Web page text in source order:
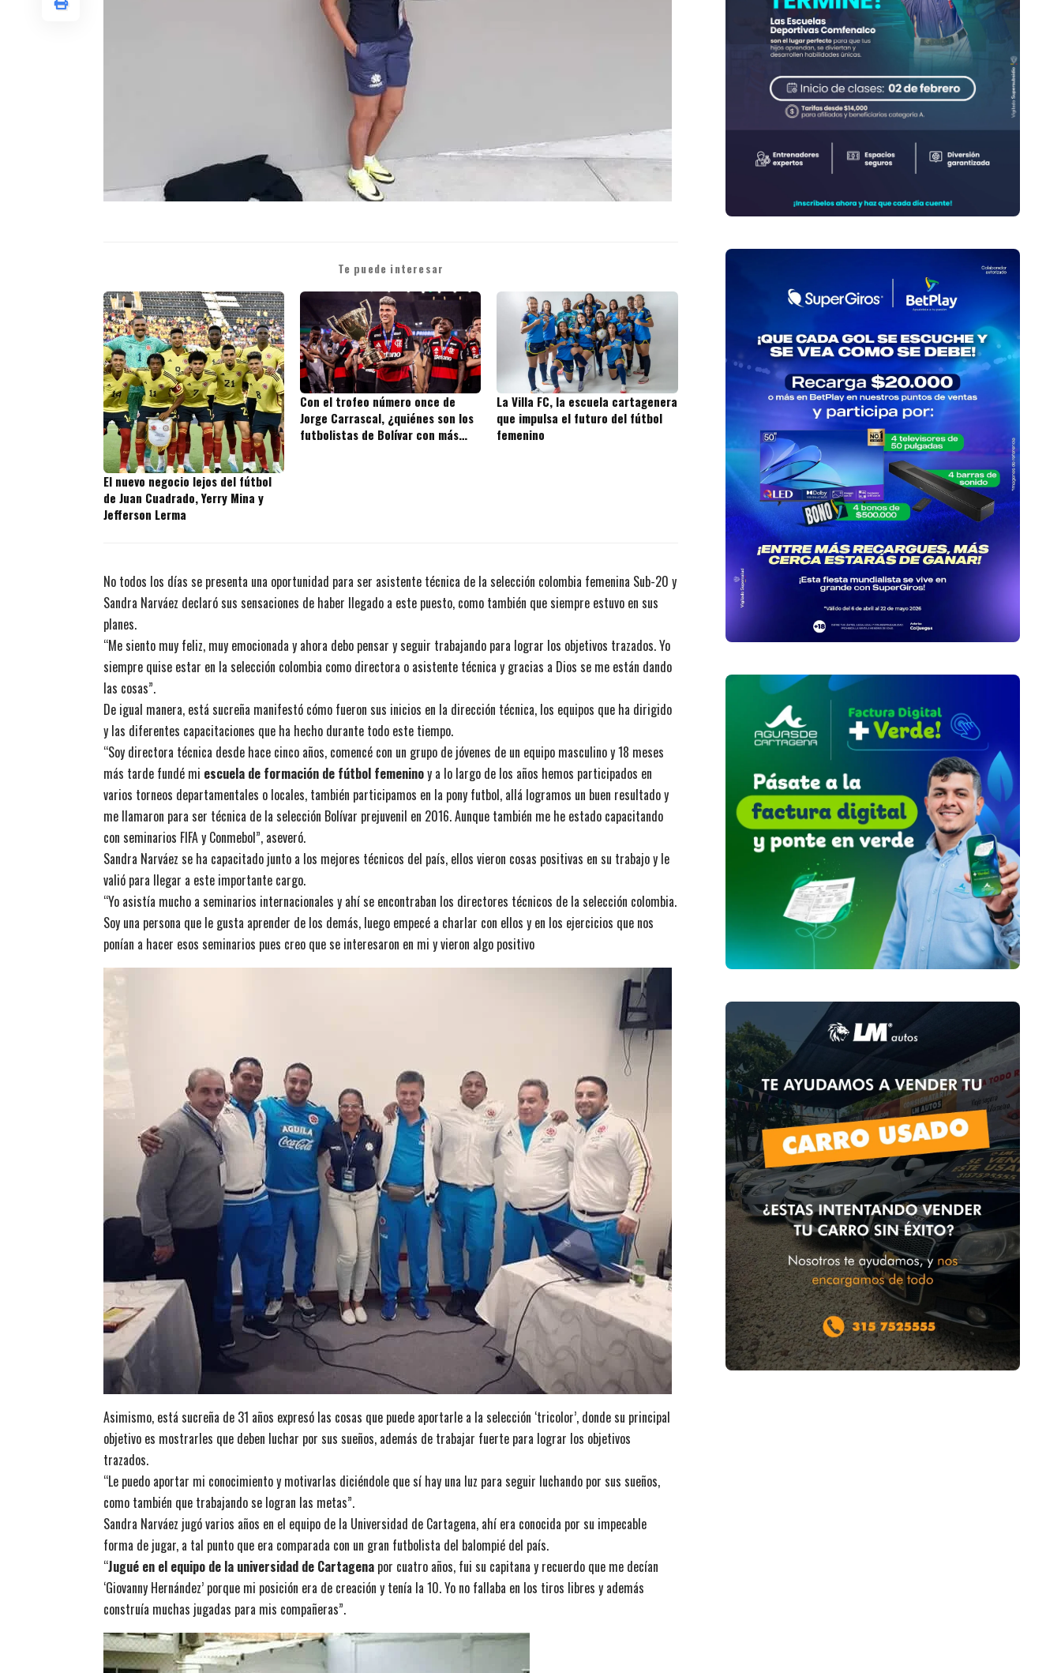
Te puede interesar
El nuevo negocio lejos del fútbol
de Juan Cuadrado, Yerry Mina y
Jefferson Lerma
Con el trofeo número once de
Jorge Carrascal, ¿quiénes son los
futbolistas de Bolívar con más
La Villa FC, la escuela cartagenera
que impulsa el futuro del fútbol
femenino
No todos los días se presenta una oportunidad para ser asistente técnica de la selección colombia femenina Sub-20 y
Sandra Narváez declaró sus sensaciones de haber llegado a este puesto, como también que siempre estuvo en sus
planes.
“Me siento muy feliz, muy emocionada y ahora debo pensar y seguir trabajando para lograr los objetivos trazados. Yo
siempre quise estar en la selección colombia como directora o asistente técnica y gracias a Dios se me están dando
las cosas”.
De igual manera, está sucreña manifestó cómo fueron sus inicios en la dirección técnica, los equipos que ha dirigido
y las diferentes capacitaciones que ha hecho durante todo este tiempo.
“Soy directora técnica desde hace cinco años, comencé con un grupo de jóvenes de un equipo masculino y 18 meses
más tarde fundé mi escuela de formación de fútbol femeninoy a lo largo de los años hemos participados en
varios torneos departamentales o locales, también participamos en la pony futbol, allá logramos un buen resultado y
me llamaron para ser técnica de la selección Bolívar prejuvenil en 2016. Aunque también me he estado capacitando
con seminarios FIFA y Conmebol”, aseveró.
Sandra Narváez se ha capacitado junto a los mejores técnicos del país, ellos vieron cosas positivas en su trabajo y le
valió para llegar a este importante cargo.
“Yo asistía mucho a seminarios internacionales y ahí se encontraban los directores técnicos de la selección colombia.
Soy una persona que le gusta aprender de los demás, luego empecé a charlar con ellos y en los ejercicios que nos
ponían a hacer esos seminarios pues creo que se interesaron en mi y vieron algo positivo
Asimismo, está sucreña de 31 años expresó las cosas que puede aportarle a la selección ‘tricolor’, donde su principal
objetivo es mostrarles que deben luchar por sus sueños, además de trabajar fuerte para lograr los objetivos
trazados.
“Le puedo aportar mi conocimiento y motivarlas diciéndole que sí hay una luz para seguir luchando por sus sueños,
como también que trabajando se logran las metas”.
Sandra Narváez jugó varios años en el equipo de la Universidad de Cartagena, ahí era conocida por su impecable
forma de jugar, a tal punto que era comparada con un gran futbolista del balompié del país.
“Jugué en el equipo de la universidad de Cartagena por cuatro años, fui su capitana y recuerdo que me decían
‘Giovanny Hernández’ porque mi posición era de creación y tenía la 10. Yo no fallaba en los tiros libres y además
construía muchas jugadas para mis compañeras”.